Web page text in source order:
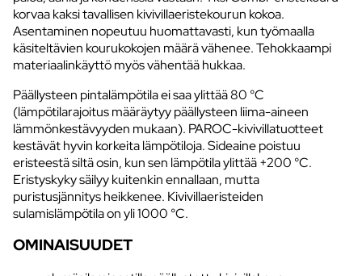
korvaa kaksi tavallisen kivivillaeristekourun kokoa.
Asentaminen nopeutuu huomattavasti, kun työmaalla
käsiteltävien kourukokojen määrä vähenee. Tehokkaampi
materiaalinkäyttö myös vähentää hukkaa.
Päällysteen pintalämpötila ei saa ylittää 80 °C
(lämpötilarajoitus määräytyy päällysteen liima-aineen
lämmönkestävyyden mukaan). PAROC-kivivillatuotteet
kestävät hyvin korkeita lämpötiloja. Sideaine poistuu
eristeestä siltä osin, kun sen lämpötila ylittää +200 °C.
Eristyskyky säilyy kuitenkin ennallaan, mutta
puristusjännitys heikkenee. Kivivillaeristeiden
sulamislämpötila on yli 1000 °C.
OMINAISUUDET